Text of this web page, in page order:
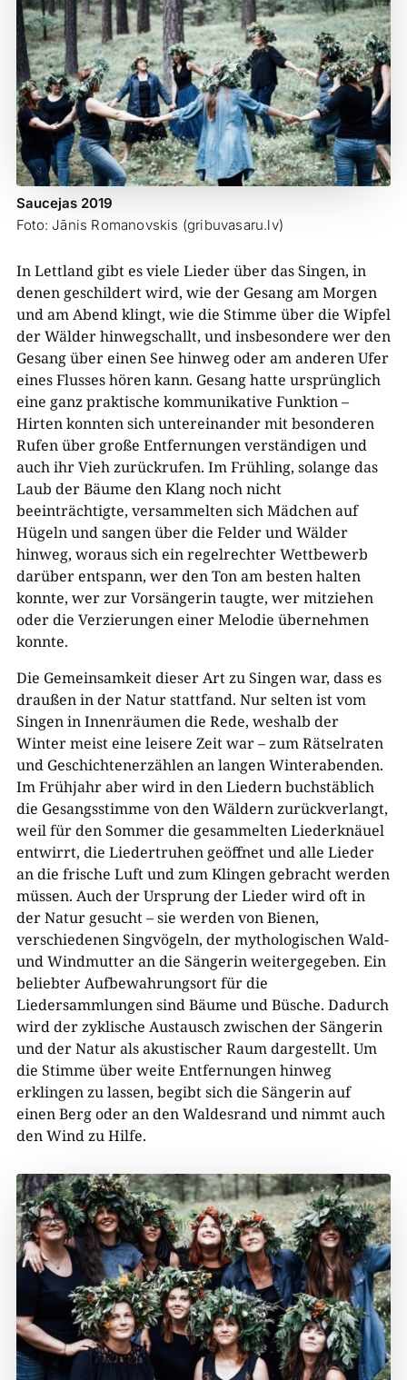
Saucejas 2019
Foto: Jānis Romanovskis (gribuvasaru.lv)
In Lettland gibt es viele Lieder über das Singen, in
denen geschildert wird, wie der Gesang am Morgen
und am Abend klingt, wie die Stimme über die Wipfel
der Wälder hinwegschallt, und insbesondere wer den
Gesang über einen See hinweg oder am anderen Ufer
eines Flusses hören kann. Gesang hatte ursprünglich
eine ganz praktische kommunikative Funktion –
Hirten konnten sich untereinander mit besonderen
Rufen über große Entfernungen verständigen und
auch ihr Vieh zurückrufen. Im Frühling, solange das
Laub der Bäume den Klang noch nicht
beeinträchtigte, versammelten sich Mädchen auf
Hügeln und sangen über die Felder und Wälder
hinweg, woraus sich ein regelrechter Wettbewerb
darüber entspann, wer den Ton am besten halten
konnte, wer zur Vorsängerin taugte, wer mitziehen
oder die Verzierungen einer Melodie übernehmen
konnte.
Die Gemeinsamkeit dieser Art zu Singen war, dass es
draußen in der Natur stattfand. Nur selten ist vom
Singen in Innenräumen die Rede, weshalb der
Winter meist eine leisere Zeit war – zum Rätselraten
und Geschichtenerzählen an langen Winterabenden.
Im Frühjahr aber wird in den Liedern buchstäblich
die Gesangsstimme von den Wäldern zurückverlangt,
weil für den Sommer die gesammelten Liederknäuel
entwirrt, die Liedertruhen geöffnet und alle Lieder
an die frische Luft und zum Klingen gebracht werden
müssen. Auch der Ursprung der Lieder wird oft in
der Natur gesucht – sie werden von Bienen,
verschiedenen Singvögeln, der mythologischen Wald-
und Windmutter an die Sängerin weitergegeben. Ein
beliebter Aufbewahrungsort für die
Liedersammlungen sind Bäume und Büsche. Dadurch
wird der zyklische Austausch zwischen der Sängerin
und der Natur als akustischer Raum dargestellt. Um
die Stimme über weite Entfernungen hinweg
erklingen zu lassen, begibt sich die Sängerin auf
einen Berg oder an den Waldesrand und nimmt auch
den Wind zu Hilfe.